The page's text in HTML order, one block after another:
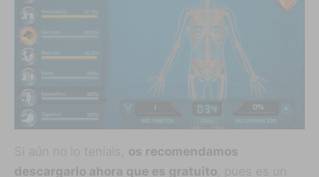
Si aún no lo teníais, os recomendamos
descargarlo ahora que es gratuito , pues es un